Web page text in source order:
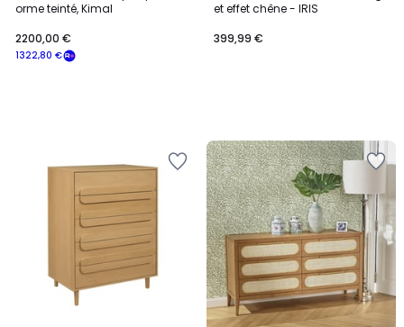
orme teinté, Kimal
1322,80 €
2200,00 €
et effet chêne - IRIS
399,99 €